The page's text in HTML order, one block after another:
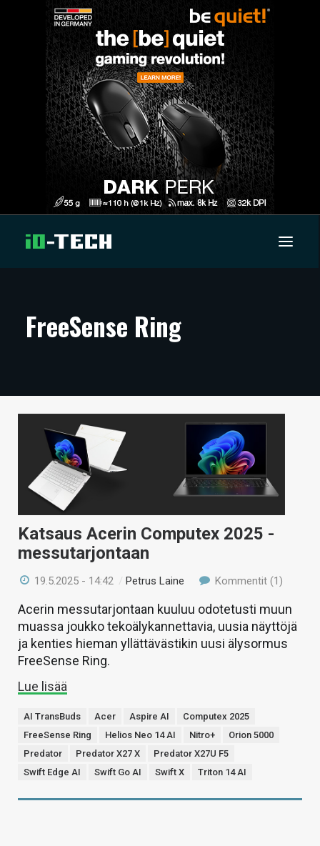
ARTIKKELIT
TECHBBS
TIETOA
HINTA.FI
KAUPPA
VAIHDA TEEMA
FreeSense Ring
Katsaus Acerin Computex 2025 -
messutarjontaan
19.5.2025 - 14:42 /Petrus Laine Kommentit (1)
Acerin messutarjontaan kuuluu odotetusti muun
muassa joukko tekoälykannettavia, uusia näyttöjä
ja kenties hieman yllättävästikin uusi älysormus
FreeSense Ring.
Lue lisää
AI TransBuds Acer Aspire AI
Computex 2025
FreeSense Ring
Helios Neo 14 AI Nitro+
Orion 5000
Predator
Predator X27 X
Predator X27U F5
Swift Edge AI
Swift Go AI Swift X Triton 14 AI